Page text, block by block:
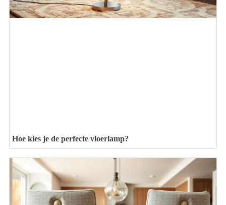
Hoe kies je de perfecte vloerlamp?